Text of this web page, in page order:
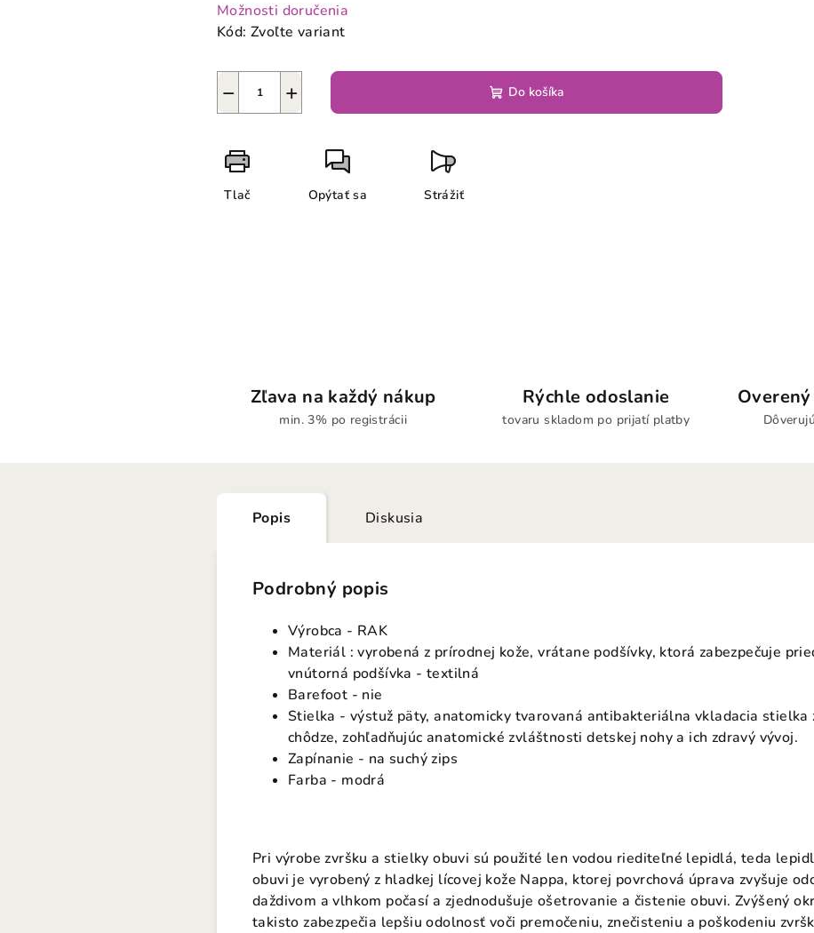
Možnosti doručenia
Kód: Zvoľte variant
+
− Do košíka
Tlač Opýtať sa Strážiť
Zľava na každý nákup
min. 3% po registrácii
Rýchle odoslanie
tovaru skladom po prijatí platby
Popis Diskusia
Podrobný popis
Výrobca - RAK
Materiál : vyrobená z prírodnej kože, vrátane podšívky, ktorá zabezpečuje
vnútorná podšívka - textilná
Barefoot - nie
Stielka - výstuž päty, anatomicky tvarovaná antibakteriálna vkladacia stielka
chôdze, zohľadňujúc anatomické zvláštnosti detskej nohy a ich zdravý vývoj.
Zapínanie - na suchý zips
Farba - modrá
Pri výrobe zvršku a stielky obuvi sú použité len vodou riediteľné lepidlá, teda
obuvi je vyrobený z hladkej lícovej kože Nappa, ktorej povrchová úprava zvyšuje
daždivom a vlhkom počasí a zjednodušuje ošetrovanie a čistenie obuvi. Zvýšený
takisto zabezpečia lepšiu odolnosť voči premočeniu, znečisteniu a poškodeniu